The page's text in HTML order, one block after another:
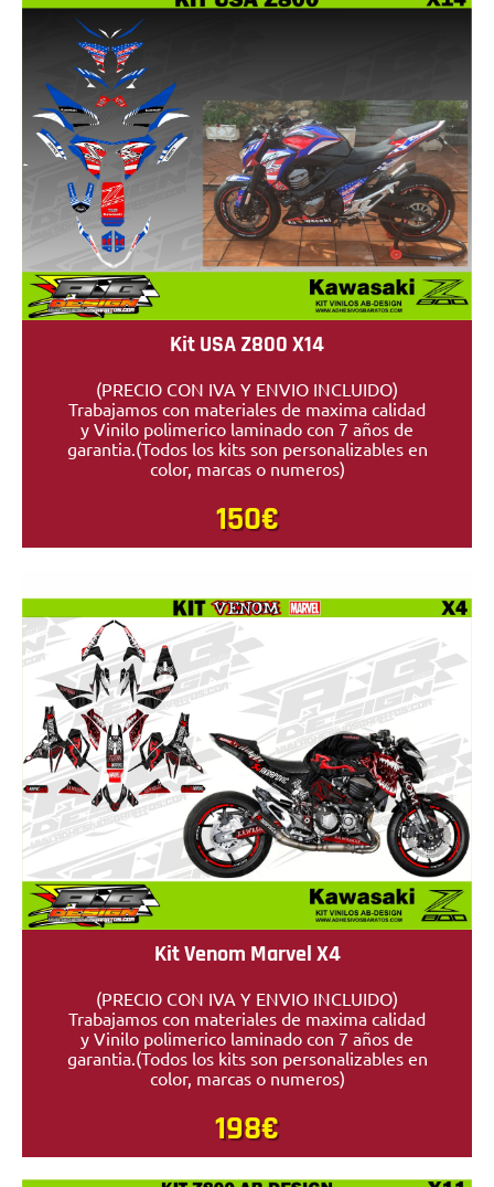
Kit USA Z800 X14
(PRECIO CON IVA Y ENVIO INCLUIDO)
Trabajamos con materiales de maxima calidad
y Vinilo polimerico laminado con 7 años de
garantia.(Todos los kits son personalizables en
color, marcas o numeros)
150€
Kit Venom Marvel X4
(PRECIO CON IVA Y ENVIO INCLUIDO)
Trabajamos con materiales de maxima calidad
y Vinilo polimerico laminado con 7 años de
garantia.(Todos los kits son personalizables en
color, marcas o numeros)
198€